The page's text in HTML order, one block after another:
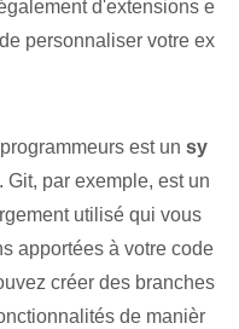
d'extensions e
personnaliser votre ex
est un sy
. Git, par exemple, est un
utilisé qui vous
apportées à votre code
créer des branches
de manièr